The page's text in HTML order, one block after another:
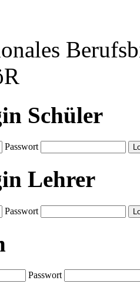
Schüler
Passwort
Lehrer
Passwort
Passwort